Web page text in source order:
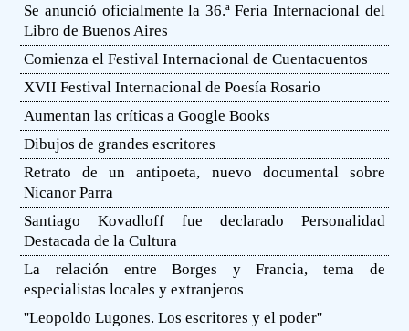
Se anunció oficialmente la 36.ª Feria Internacional del
Libro de Buenos Aires
Comienza el Festival Internacional de Cuentacuentos
XVII Festival Internacional de Poesía Rosario
Aumentan las críticas a Google Books
Dibujos de grandes escritores
Retrato de un antipoeta, nuevo documental sobre
Nicanor Parra
Santiago Kovadloff fue declarado Personalidad
Destacada de la Cultura
La relación entre Borges y Francia, tema de
especialistas locales y extranjeros
''Leopoldo Lugones. Los escritores y el poder''